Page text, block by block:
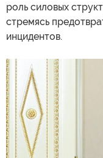
роль силовых
стремясь
инцидентов.